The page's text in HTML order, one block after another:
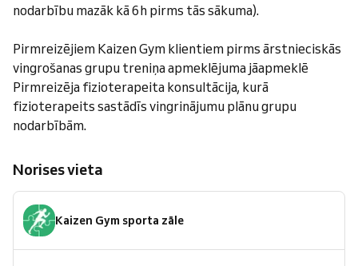
nodarbību mazāk kā 6h pirms tās sākuma).
Pirmreizējiem Kaizen Gym klientiem pirms ārstnieciskās
vingrošanas grupu treniņa apmeklējuma jāapmeklē
Pirmreizēja fizioterapeita konsultācija, kurā
fizioterapeits sastādīs vingrinājumu plānu grupu
nodarbībām.
Norises vieta
Kaizen Gym sporta zāle